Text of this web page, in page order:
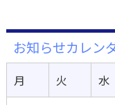
お知らせカレン
月 火 水